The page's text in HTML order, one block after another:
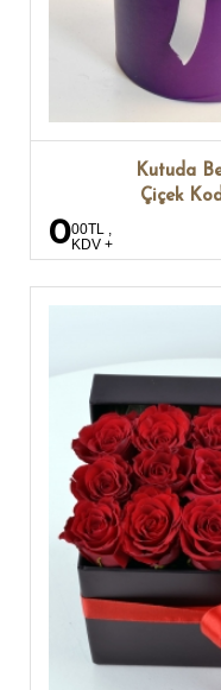
Kutuda
Çiçek
000TL ,
KDV +